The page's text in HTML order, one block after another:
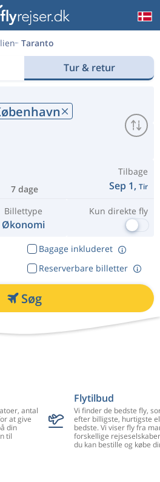
Taranto
Tur & retur
7 dage
Tilbage
Sep 1, Tir
Billettype
Økonomi
Kun direkte fly
Bagage inkluderet
Reserverbare billetter
Søg
antal
at give
din
til
Flytilbud
Vi finder de bedste fly,
efter billigste, hurtigste
bedste. Vi viser fly fra
forskellige
du kan bestille og købe